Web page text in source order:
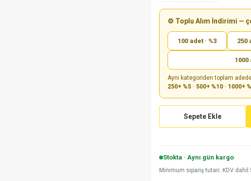
⚙️ Toplu Alım İndirimi —
100 adet · %3 250
1000
Aynı kategoriden toplam
250+ %5 · 500+ %10 · 1000+
Sepete Ekle
Stokta · Aynı gün kargo
Minimum sipariş tutarı: KDV dahil